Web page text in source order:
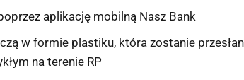
aplikację mobilną Nasz Bank
w formie plastiku, która zostanie
na terenie RP